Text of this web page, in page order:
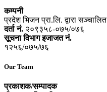
कम्पनी
प्रदेश भिजन प्रा.लि. द्वारा सञ्‍चालित
दर्ता नं. २०९३५८-०७५/०७६
सूचना विभाग इजाजत नं.
१२५६/०७५/७६
Our Team
प्रकाशक/सम्पादक